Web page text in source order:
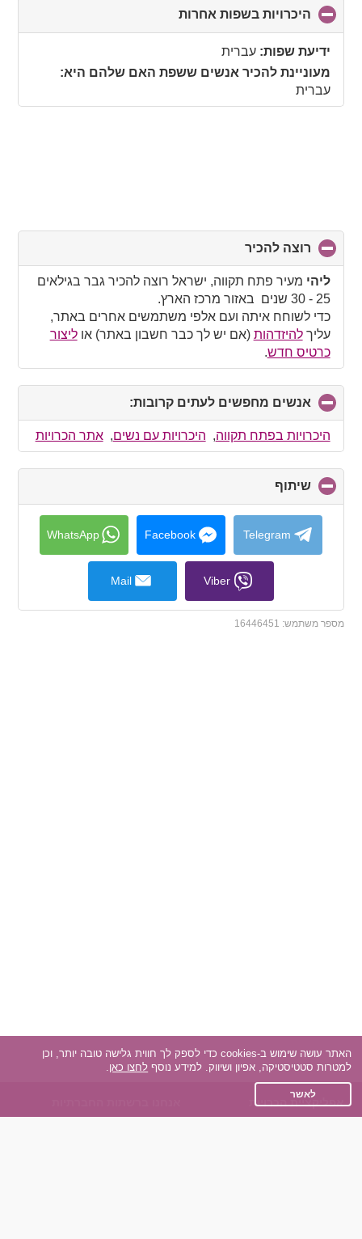
היכרויות בשפות אחרות
to
ידיעת שפות: עברית
מעוניינת להכיר אנשים ששפת האם שלהם היא:
עברית
רוצה להכיר
to
collapse
contents
ליהי מעיר פתח תקווה, ישראל רוצה להכיר גבר בגילאים
25 - 30 שנים באזור מרכז הארץ.
כדי לשוחח איתה ועם אלפי משתמשים אחרים באתר,
עליךלהיזדהות (אם יש לך כבר חשבון באתר) אוליצור
כרטיס חדש.
אנשים מחפשים לעתים קרובות:
to
collapse
contents
היכרויות בפתח תקווה, היכרויות עם נשים,אתר הכרויות
שיתוף
to
collapse
contents
Telegram
Facebook
WhatsApp
Viber
Mail
מספר משתמש: 16446451
אפליקציית הכרויות
האתר עושה שימוש ב-cookies כדי לספק לך חווית גלישה טובה יותר, וכן
למטרות סטטיסטיקה, אפיון ושיווק. למידע נוסף לחצו כאן.
לאשר